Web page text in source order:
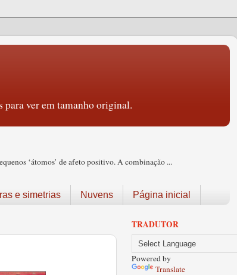
ver em tamanho original.
‘átomos’ de afeto positivo. A combinação ...
e simetrias Nuvens Página inicial
TRADUTOR
Powered by
Translate